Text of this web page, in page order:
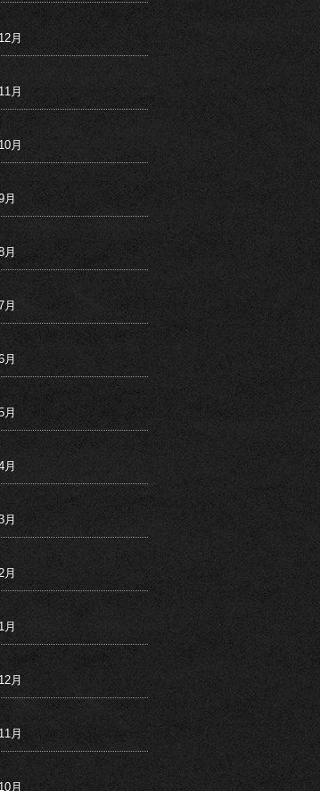
月
月
月
月
月
月
月
月
月
月
月
月
月
月
月